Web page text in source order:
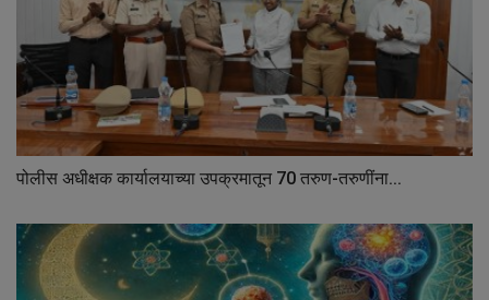
पोलीस अधीक्षक कार्यालयाच्या उपक्रमातून 70 तरुण-तरुणींना...